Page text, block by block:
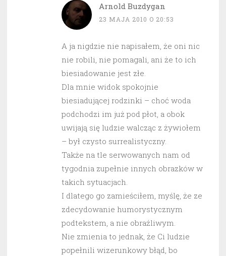
Arnold Buzdygan
23 MAJA 2010 O 20:53
A ja nigdzie nie napisałem, że oni nic
nie robili, nie pomagali, ani że to ich
biesiadowanie jest złe.
Dla mnie widok spokojnie
biesiadującej rodzinki – choć woda
podchodzi im już pod płot, a obok
uwijają się ludzie walcząc z żywiołem
– był czysto surrealistyczny.
Także na tle serwowanych nam od
tygodnia zupełnie innych obrazków w
takich sytuacjach.
I dlatego go zamieściłem, myślę, że ze
zdecydowanie humorystycznym
podtekstem, a nie obraźliwym.
Nie zmienia to jednak, że Ci ludzie
popełnili wizerunkowy błąd, bo